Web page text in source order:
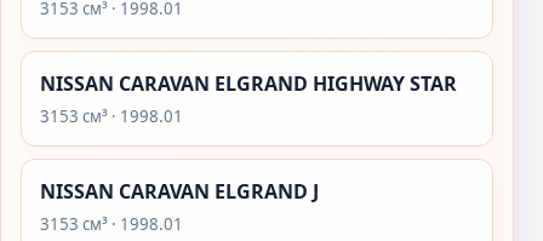
3153 см³ · 1998.01
NISSAN CARAVAN ELGRAND HIGHWAY STAR
3153 см³ · 1998.01
NISSAN CARAVAN ELGRAND J
3153 см³ · 1998.01